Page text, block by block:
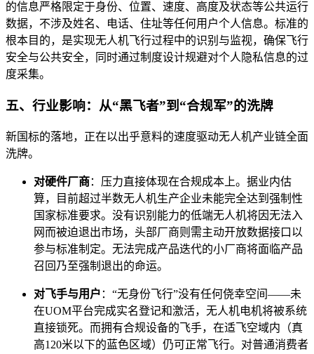
的信息严格限定于身份、位置、速度、高度及状态等公共运行
数据，不涉及姓名、电话、住址等任何用户个人信息。标准的
根本目的，是实现无人机飞行过程中的识别与监视，确保飞行
安全与公共安全，同时通过制度设计规避对个人隐私信息的过
度采集。
五、行业影响：从“黑飞者”到“合规军”的洗牌
新国标的落地，正在以出乎意料的速度驱动无人机产业链全面
洗牌。
对硬件厂商：压力直接体现在合规成本上。据业内估
算，目前超过半数无人机生产企业未能完全达到强制性
国家标准要求。没有识别能力的低端无人机将因无法入
网而被迫退出市场，头部厂商则需主动开放数据接口以
参与标准制定。无法完成产品迭代的小厂商将面临产品
召回乃至强制退出的命运。
对飞手与用户 ：“无身份飞行”没有任何侥幸空间——未
在UOM平台完成实名登记和激活，无人机电机将被系统
直接锁死。而拥有合规设备的飞手，在适飞空域内（真
高120米以下的蓝色区域）仍可正常飞行。对普通消费者